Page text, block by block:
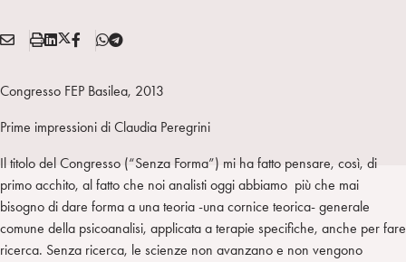
Condividi:
E
A
L
S
m
p
L
e
i
n
X
i
e
r
F
T
l
g
a
m
Congresso FEP Basilea, 2013
Prime impressioni di Claudia Peregrini
Il titolo del Congresso (“Senza Forma”) mi ha fatto pensare, così, di
primo acchito, al fatto che noi analisti oggi abbiamo più che mai
bisogno di dare forma a una teoria -una cornice teorica- generale
comune della psicoanalisi, applicata a terapie specifiche, anche per fare
ricerca. Senza ricerca, le scienze non avanzano e non vengono